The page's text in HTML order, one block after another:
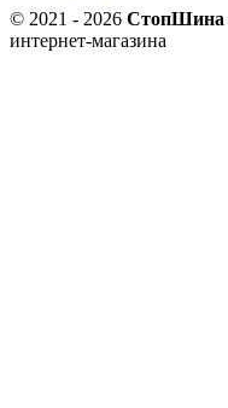
© 2021 - 2026 СтопШина
интернет-магазина